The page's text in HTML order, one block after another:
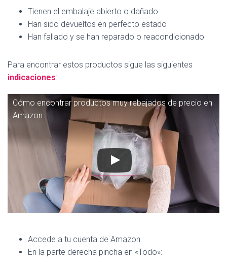
Tienen el embalaje abierto o dañado
Han sido devueltos en perfecto estado
Han fallado y se han reparado o reacondicionado
Para encontrar estos productos sigue las siguientes
indicaciones:
Cómo encontrar productos muy rebajados de precio en
Amazon
Accede a tu cuenta de Amazon
En la parte derecha pincha en «Todo»: